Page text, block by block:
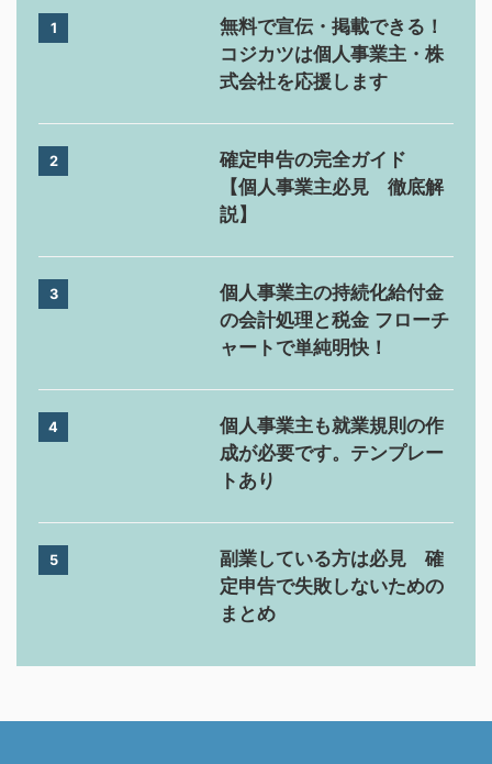
1
無料で宣伝・掲載できる！
コジカツは個人事業主・株
式会社を応援します
2
確定申告の完全ガイド
【個人事業主必見 徹底解
説】
3
個人事業主の持続化給付金
の会計処理と税金 フローチ
ャートで単純明快！
4
個人事業主も就業規則の作
成が必要です。テンプレー
トあり
5
副業している方は必見 確
定申告で失敗しないための
まとめ